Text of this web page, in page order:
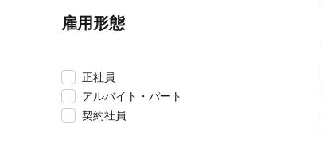
雇用形態
正社員
アルバイト・パート
契約社員